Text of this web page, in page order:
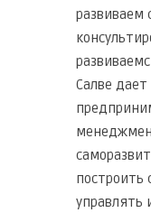
развиваем
Салве
построить
управлять